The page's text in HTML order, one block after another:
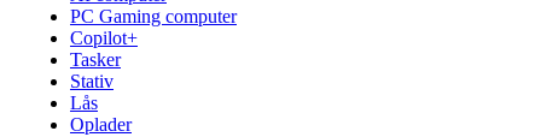
PC Gaming computer
Copilot+
Tasker
Stativ
Lås
Oplader